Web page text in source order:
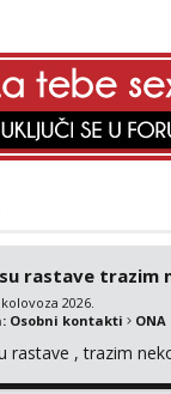
rastave trazim
2026.
Osobni kontakti ONA
rastave , trazim